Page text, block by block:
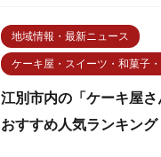
地域情報・最新ニュース
ケーキ屋・スイーツ・和菓子
江別市内の「ケーキ屋
おすすめ人気ランキング